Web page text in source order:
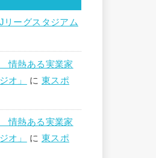
リーグスタジアム
情熱ある実業家
オ」
に 東スポ
情熱ある実業家
オ」
に 東スポ